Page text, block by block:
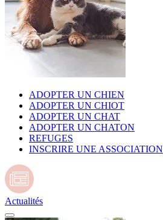
ADOPTER UN CHIEN
ADOPTER UN CHIOT
ADOPTER UN CHAT
ADOPTER UN CHATON
REFUGES
INSCRIRE UNE ASSOCIATION
Actualités